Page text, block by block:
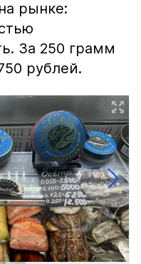
рынке:
За 250 грамм
рублей.